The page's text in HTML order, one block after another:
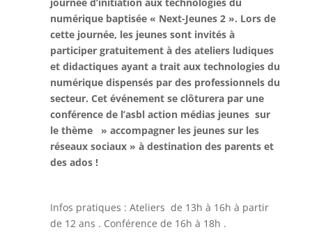
journée d’initiation aux technologies du
numérique baptisée « Next-Jeunes 2 ». Lors de
cette journée, les jeunes sont invités à
participer gratuitement à des ateliers ludiques
et didactiques ayant a trait aux technologies du
numérique dispensés par des professionnels du
secteur. Cet événement se clôturera par une
conférence de l’asbl action médias jeunes sur
le thème » accompagner les jeunes sur les
réseaux sociaux » à destination des parents et
des ados !
Infos pratiques : Ateliers de 13h à 16h à partir
de 12 ans . Conférence de 16h à 18h .